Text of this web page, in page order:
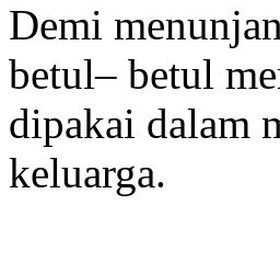
Demi
betul– betul
dipakai dalam
keluarga.